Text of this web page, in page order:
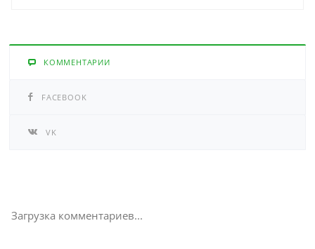
КОММЕНТАРИИ
FACEBOOK
VK
Загрузка комментариев...